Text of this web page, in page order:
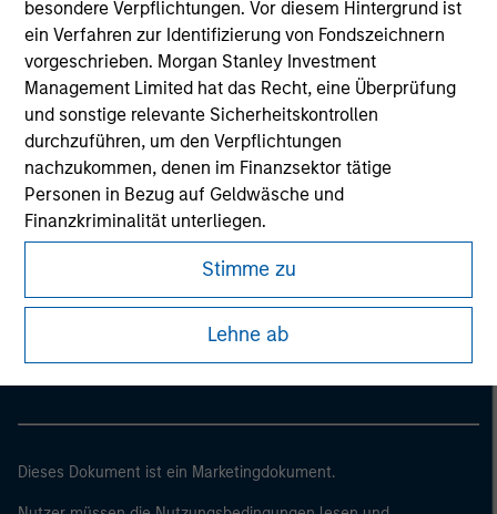
besondere Verpflichtungen. Vor diesem Hintergrund ist
ein Verfahren zur Identifizierung von Fondszeichnern
vorgeschrieben. Morgan Stanley Investment
Management Limited hat das Recht, eine Überprüfung
und sonstige relevante Sicherheitskontrollen
durchzuführen, um den Verpflichtungen
nachzukommen, denen im Finanzsektor tätige
Personen in Bezug auf Geldwäsche und
Finanzkriminalität unterliegen.
Ich erkenne an, dass weder Morgan Stanley Investment
Management Limited noch jedwede verbundenen
indirekt durch eingesehene Informationen infolge
bestätige ich ebenfalls meinEinverständnis mit den
habe. Sofern die vorstehende Vereinbarung korrekt ist,
klicken Sie bitte auf „Stimme zu“, um fortzufahren;
Stimme zu
Lehne ab
Morgan Stanley Careers
Dieses Dokument ist ein Marketingdokument.